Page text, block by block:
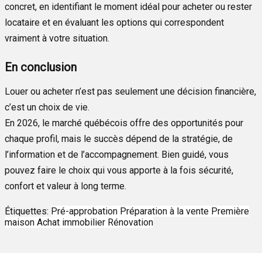
concret, en identifiant le moment idéal pour acheter ou rester
locataire et en évaluant les options qui correspondent
vraiment à votre situation.
En conclusion
Louer ou acheter n’est pas seulement une décision financière,
c’est un choix de vie.
En 2026, le marché québécois offre des opportunités pour
chaque profil, mais le succès dépend de la stratégie, de
l’information et de l’accompagnement. Bien guidé, vous
pouvez faire le choix qui vous apporte à la fois sécurité,
confort et valeur à long terme.
Étiquettes: Pré-approbation Préparation à la vente Première
maison Achat immobilier Rénovation